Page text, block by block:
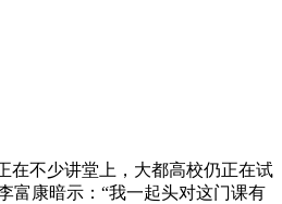
不少讲堂上，大都高校仍正在试
富康暗示：“我一起头对这门课有